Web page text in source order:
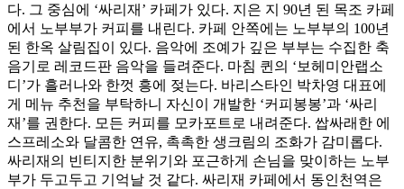
다. 그 중심에 ‘싸리재’ 카페가 있다. 지은 지 90년 된 목조 카페
에서 노부부가 커피를 내린다. 카페 안쪽에는 노부부의 100년
된 한옥 살림집이 있다. 음악에 조예가 깊은 부부는 수집한 축
음기로 레코드판 음악을 들려준다. 마침 퀸의 ‘보헤미안랩소
디’가 흘러나와 한껏 흥에 젖는다. 바리스타인 박차영 대표에
게 메뉴 추천을 부탁하니 자신이 개발한 ‘커피봉봉’과 ‘싸리
재’를 권한다. 모든 커피를 모카포트로 내려준다. 쌉싸래한 에
스프레소와 달콤한 연유, 촉촉한 생크림의 조화가 감미롭다.
싸리재의 빈티지한 분위기와 포근하게 손님을 맞이하는 노부
부가 두고두고 기억날 것 같다. 싸리재 카페에서 동인천역은